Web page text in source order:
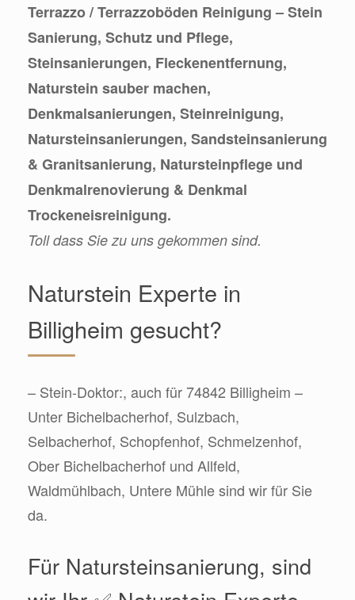
Terrazzo / Terrazzoböden Reinigung – Stein
Sanierung, Schutz und Pflege,
Steinsanierungen, Fleckenentfernung,
Naturstein sauber machen,
Denkmalsanierungen, Steinreinigung,
Natursteinsanierungen, Sandsteinsanierung
& Granitsanierung, Natursteinpflege und
Denkmalrenovierung & Denkmal
Trockeneisreinigung.
Toll dass Sie zu uns gekommen sind.
Naturstein Experte in
Billigheim gesucht?
– Stein-Doktor:, auch für 74842 Billigheim –
Unter Bichelbacherhof, Sulzbach,
Selbacherhof, Schopfenhof, Schmelzenhof,
Ober Bichelbacherhof und Allfeld,
Waldmühlbach, Untere Mühle sind wir für Sie
da.
Für Natursteinsanierung, sind